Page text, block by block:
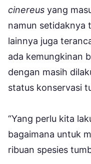
cinereus yang
namun setidaknya
lainnya juga
ada kemungkinan
dengan masih
status konservasi
“Yang perlu kita
bagaimana untuk
ribuan spesies